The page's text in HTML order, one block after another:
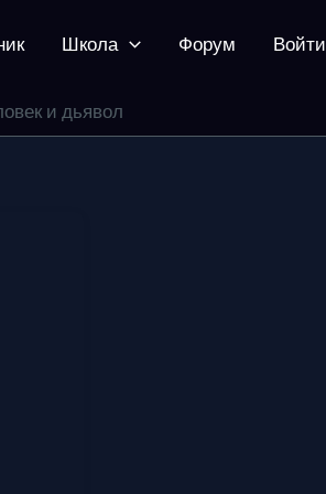
Школа Форум Войти
и дьявол